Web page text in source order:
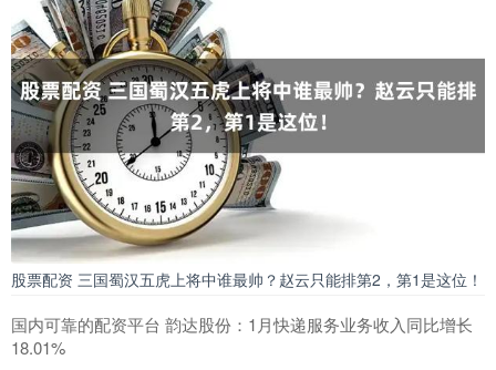
股票配资 三国蜀汉五虎上将中谁最帅？赵云只能排第2，第1是这位！
国内可靠的配资平台 韵达股份：1月快递服务业务收入同比增长
18.01%